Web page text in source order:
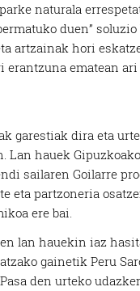
naturala
duen” soluzio
artzainak hori
erantzuna ematean ari
garestiak dira eta
Lan hauek
sailaren Goilarre
eta partzoneria
ere bai.
lan hauekin iaz
gainetik Peru
den urteko